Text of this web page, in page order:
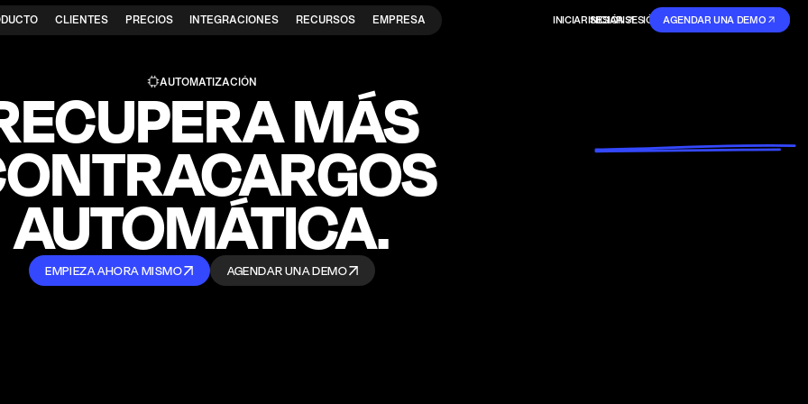
CLIENTES PRECIOS INTEGRACIONES RECURSOS EMPRESA INICIAR SESIÓN REGISTRARSE
INICIAR SESIÓN AGENDAR UNA DEMO
AUTOMATIZACIÓN MÁS
AUTOMÁTICA.
EMPIEZA AHORA MISMO AGENDAR UNA DEMO